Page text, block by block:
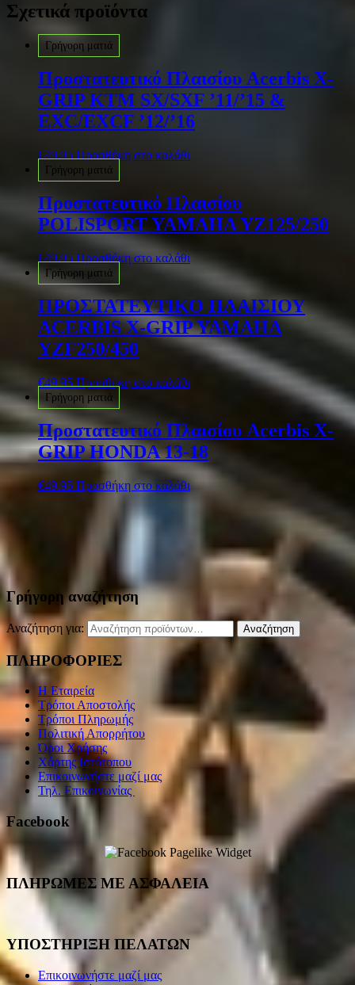
Σχετικά προϊόντα
Γρήγορη ματιά
Προστατευτικό Πλαισίου Acerbis X-
GRIP KTM SX/SXF ’11/’15 &
EXC/EXCF ’12/’16
€49.95 Προσθήκη στο καλάθι
Γρήγορη ματιά
Προστατευτικό Πλαισίου
POLISPORT YAMAHA YZ125/250
€49.95 Προσθήκη στο καλάθι
Γρήγορη ματιά
ΠΡΟΣΤΑΤΕΥΤΙΚΟ ΠΛΑΙΣΙΟΥ
ACERBIS X-GRIP YAMAHA
YZF250/450
€49.95 Προσθήκη στο καλάθι
Γρήγορη ματιά
Προστατευτικό Πλαισίου Acerbis X-
GRIP HONDA 13-18
€49.95 Προσθήκη στο καλάθι
Γρήγορη αναζήτηση
Αναζήτηση για: Αναζήτηση
ΠΛΗΡΟΦΟΡΙΕΣ
Η Εταιρεία
Τρόποι Αποστολής
Τρόποι Πληρωμής
Πολιτική Απορρήτου
Όροι Χρήσης
Χάρτης Ιστότοπου
Επικοινωνήστε μαζί μας
Τηλ. Επικοινωνίας
Facebook
ΠΛΗΡΩΜΕΣ ΜΕ ΑΣΦΑΛΕΙΑ
ΥΠΟΣΤΗΡΙΞΗ ΠΕΛΑΤΩΝ
Επικοινωνήστε μαζί μας